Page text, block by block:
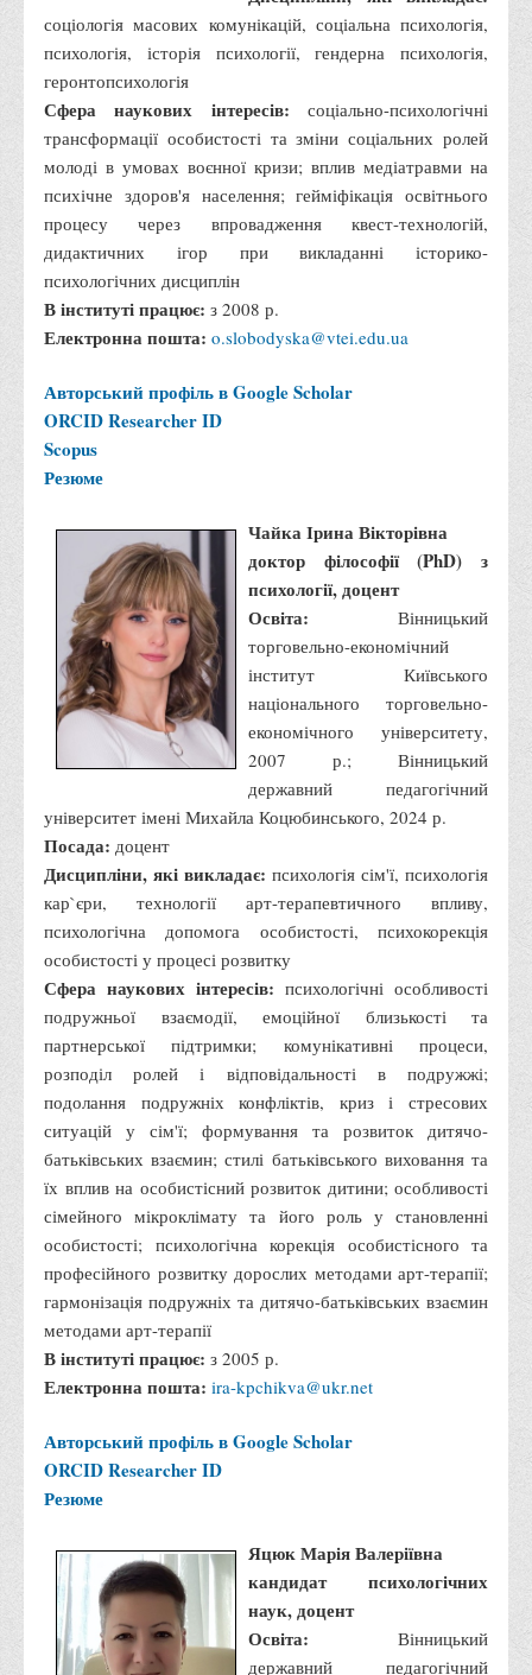
Приймальна комісія
Положення про приймальну комісію
Положення про апеляційну комісію
Рішення приймальної комісії
Порядок прийому
Правила прийому на навчання
Програми вступних випробувань
Перелік предметних тестів єдиного вступного фахового
випробування для вступу для здобуття ступеня магістра на
Положення про організацію та проведення вступних
випробувань
Як обрати спеціальність: 10 порад вступникам
Ми в Telegram
Життя інституту
Рада студентського самоврядування
Студентський туристичний клуб "Way to Freedom"
Студентське наукове товариство «ВАТРА»
Асоціація випускників та друзів
Анкета випускника 2020-2026 років
Анкета випускника минулих років
Первинна профспілкова організація
Бізнес-школа
Юридична клініка
Наші досягнення
Літературна сторінка
ВТЕІ волонтерить
ДТЕУ
Структура університету
Адміністрація університету
Університет в рейтингах ЗВО України
Офіційний сайт університету
Медіа
Відеогалерея
ВТЕІ у ЗМІ
соціологія масових комунікацій, соціальна психологія,
психологія, історія психології, гендерна психологія,
геронтопсихологія
Сфера наукових інтересів: соціально-психологічні
трансформації особистості та зміни соціальних ролей
молоді в умовах воєнної кризи; вплив медіатравми на
психічне здоров'я населення; гейміфікація освітнього
процесу через впровадження квест-технологій,
дидактичних ігор при викладанні історико-
психологічних дисциплін
В інституті працює: з 2008 р.
Електронна пошта: o.slobodyska@vtei.edu.ua
Авторський профіль в Google Scholar
ORCIDResearcher ID
Scopus
Резюме
Чайка Ірина Вікторівна
доктор філософії (PhD) з
психології, доцент
Освіта: Вінницький
торговельно-економічний
інститут Київського
національного торговельно-
економічного університету,
2007 р.; Вінницький
державний педагогічний
університет імені Михайла Коцюбинського, 2024 р.
Посада: доцент
Дисципліни, які викладає: психологія сім'ї, психологія
кар`єри, технології арт-терапевтичного впливу,
психологічна допомога особистості, психокорекція
особистості у процесі розвитку
Сфера наукових інтересів: психологічні особливості
подружньої взаємодії, емоційної близькості та
партнерської підтримки; комунікативні процеси,
розподіл ролей і відповідальності в подружжі;
подолання подружніх конфліктів, криз і стресових
ситуацій у сім'ї; формування та розвиток дитячо-
батьківських взаємин; стилі батьківського виховання та
їх вплив на особистісний розвиток дитини; особливості
сімейного мікроклімату та його роль у становленні
особистості; психологічна корекція особистісного та
професійного розвитку дорослих методами арт-терапії;
гармонізація подружніх та дитячо-батьківських взаємин
методами арт-терапії
В інституті працює: з 2005 р.
Електронна пошта: ira-kpchikva@ukr.net
Авторський профіль в Google Scholar
ORCIDResearcher ID
Резюме
Яцюк Марія Валеріївна
кандидат психологічних
наук, доцент
Освіта: Вінницький
державний педагогічний